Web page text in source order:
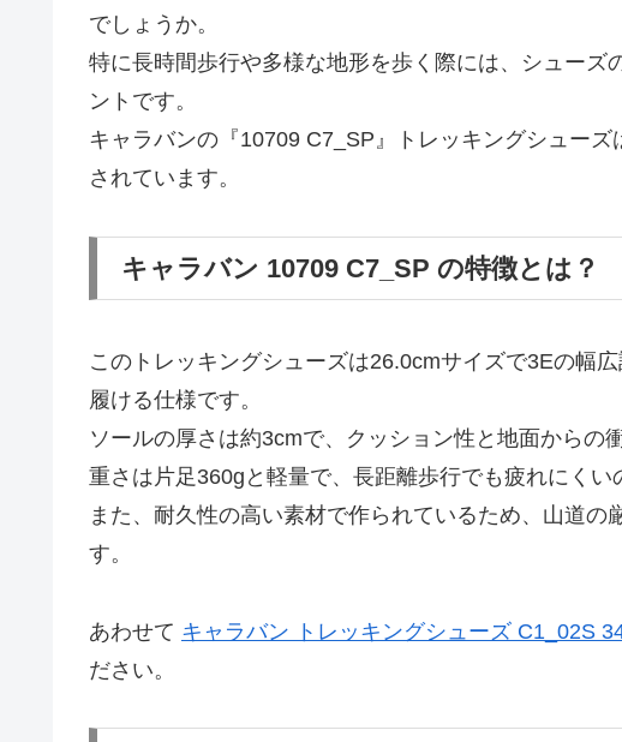
でしょうか。
特に長時間歩行や多様な地形を歩く際には、シューズ
ントです。
キャラバンの『10709 C7_SP』トレッキングシュー
されています。
キャラバン 10709 C7_SP の特徴とは？
このトレッキングシューズは26.0cmサイズで3Eの幅
履ける仕様です。
ソールの厚さは約3cmで、クッション性と地面からの
重さは片足360gと軽量で、長距離歩行でも疲れにくい
また、耐久性の高い素材で作られているため、山道の
す。
あわせて キャラバン トレッキングシューズ C1_02S
ださい。